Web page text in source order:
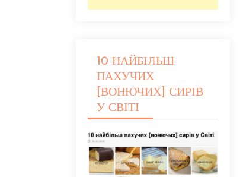
10 НАЙБІЛЬШ
ПАХУЧИХ
[ВОНЮЧИХ] СИРІВ
У СВІТІ